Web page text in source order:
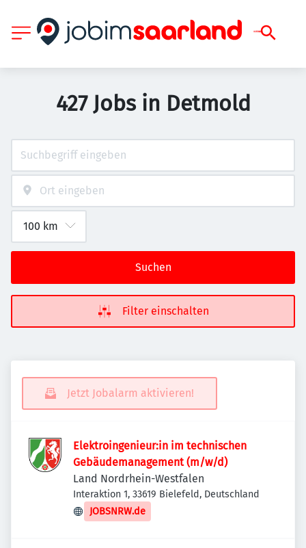
427 Jobs in Detmold
Suchen
Filter einschalten
Jetzt Jobalarm aktivieren!
Elektroingenieur:in im technischen
Gebäudemanagement (m/w/d)
Land Nordrhein-Westfalen
Interaktion 1, 33619 Bielefeld, Deutschland
JOBSNRW.de